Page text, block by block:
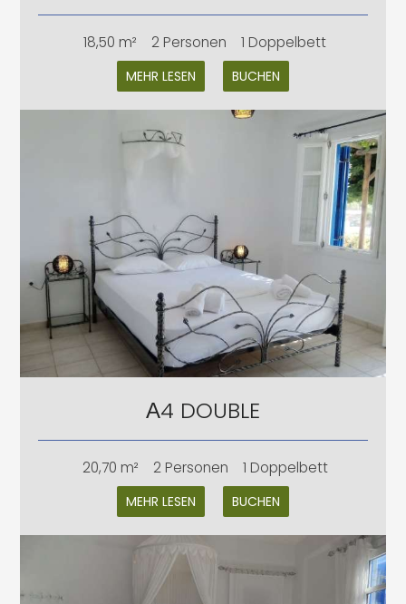
18,50 m² 2 Personen 1 Doppelbett
MEHR LESEN BUCHEN
Α4 DOUBLE
20,70 m² 2 Personen 1 Doppelbett
MEHR LESEN BUCHEN